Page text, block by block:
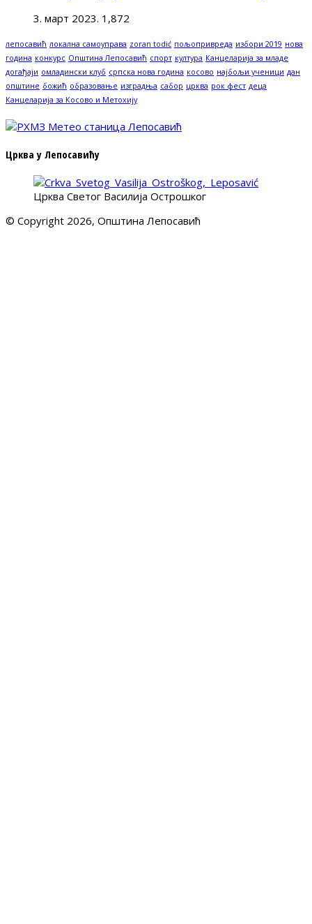
3. март 2023. 1,872
лепосавић локална самоуправа zoran todić пољопривреда избори 2019 нова
година конкурс Општина Лепосавић спорт култура Канцеларија за младе
догађаји омладински клуб српска нова година косово најбољи ученици дан
општине божић образовање изградња сабор црква рок фест деца
Канцеларија за Косово и Метохију
Црква у Лепосавићу
Црква Светог Василија Острошког
© Copyright 2026, Општина Лепосавић